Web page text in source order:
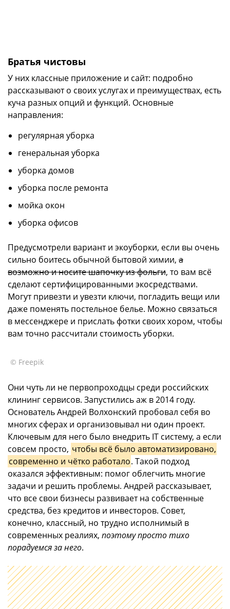
Братья чистовы
У них классные приложение и сайт: подробно
рассказывают о своих услугах и преимуществах, есть
куча разных опций и функций. Основные
направления:
регулярная уборка
генеральная уборка
уборка домов
уборка после ремонта
мойка окон
уборка офисов
Предусмотрели вариант и экоуборки, если вы очень
сильно боитесь обычной бытовой химии, а
возможно и носите шапочку из фольги, то вам всё
сделают сертифицированными экосредствами.
Могут привезти и увезти ключи, погладить вещи или
даже поменять постельное белье. Можно связаться
в мессенджере и прислать фотки своих хором, чтобы
вам точно рассчитали стоимость уборки.
© Freepik
Они чуть ли не первопроходцы среди российских
клининг сервисов. Запустились аж в 2014 году.
Основатель Андрей Волхонский пробовал себя во
многих сферах и организовывал ни один проект.
Ключевым для него было внедрить IT систему, а если
совсем просто, чтобы всё было автоматизировано,
современно и чётко работало. Такой подход
оказался эффективным: помог облегчить многие
задачи и решить проблемы. Андрей рассказывает,
что все свои бизнесы развивает на собственные
средства, без кредитов и инвесторов. Совет,
конечно, классный, но трудно исполнимый в
современных реалиях, поэтому просто тихо
порадуемся за него.